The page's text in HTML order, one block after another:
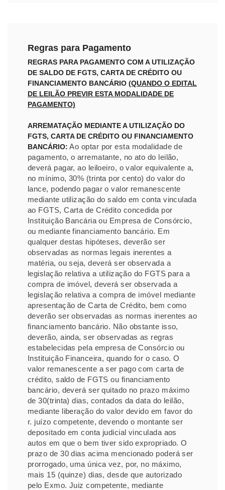
Regras para Pagamento
REGRAS PARA PAGAMENTO COM A UTILIZAÇÃO
DE SALDO DE FGTS, CARTA DE CRÉDITO OU
FINANCIAMENTO BANCÁRIO (QUANDO O EDITAL
DE LEILÃO PREVIR ESTA MODALIDADE DE
PAGAMENTO)
ARREMATAÇÃO MEDIANTE A UTILIZAÇÃO DO
FGTS, CARTA DE CRÉDITO OU FINANCIAMENTO
BANCÁRIO: Ao optar por esta modalidade de
pagamento, o arrematante, no ato do leilão,
deverá pagar, ao leiloeiro, o valor equivalente a,
no mínimo, 30% (trinta por cento) do valor do
lance, podendo pagar o valor remanescente
mediante utilização do saldo em conta vinculada
ao FGTS, Carta de Crédito concedida por
Instituição Bancária ou Empresa de Consórcio,
ou mediante financiamento bancário. Em
qualquer destas hipóteses, deverão ser
observadas as normas legais inerentes a
matéria, ou seja, deverá ser observada a
legislação relativa a utilização do FGTS para a
compra de imóvel, deverá ser observada a
legislação relativa a compra de imóvel mediante
apresentação de Carta de Crédito, bem como
deverão ser observadas as normas inerentes ao
financiamento bancário. Não obstante isso,
deverão, ainda, ser observadas as regras
estabelecidas pela empresa de Consórcio ou
Instituição Financeira, quando for o caso. O
valor remanescente a ser pago com carta de
crédito, saldo de FGTS ou financiamento
bancário, deverá ser quitado no prazo máximo
de 30(trinta) dias, contados da data do leilão,
mediante liberação do valor devido em favor do
r. juízo competente, devendo o montante ser
depositado em conta judicial vinculada aos
autos em que o bem tiver sido expropriado. O
prazo de 30 dias acima mencionado poderá ser
prorrogado, uma única vez, por, no máximo,
mais 15 (quinze) dias, desde que autorizado
pelo Exmo. Juiz competente, mediante